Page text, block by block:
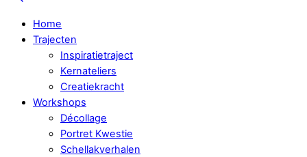
Home
Trajecten
Inspiratietraject
Kernateliers
Creatiekracht
Workshops
Décollage
Portret Kwestie
Schellakverhalen